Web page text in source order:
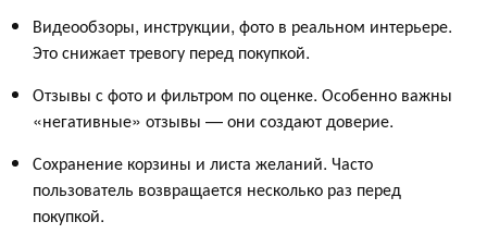
Видеообзоры, инструкции, фото в реальном интерьере.
Это снижает тревогу перед покупкой.
Отзывы с фото и фильтром по оценке. Особенно важны
«негативные» отзывы — они создают доверие.
Сохранение корзины и листа желаний. Часто
пользователь возвращается несколько раз перед
покупкой.